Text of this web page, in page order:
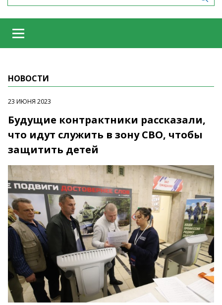
НОВОСТИ
23 ИЮНЯ 2023
Будущие контрактники рассказали,
что идут служить в зону СВО, чтобы
защитить детей